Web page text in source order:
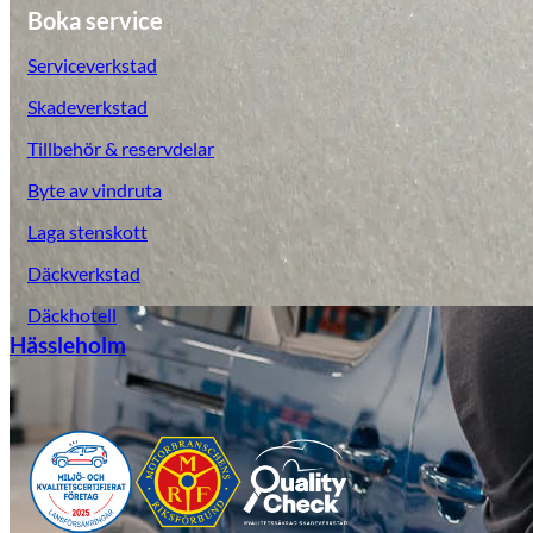
Hässleholm
Boka service
Serviceverkstad
Skadeverkstad
Tillbehör & reservdelar
Byte av vindruta
Laga stenskott
Däckverkstad
Däckhotell